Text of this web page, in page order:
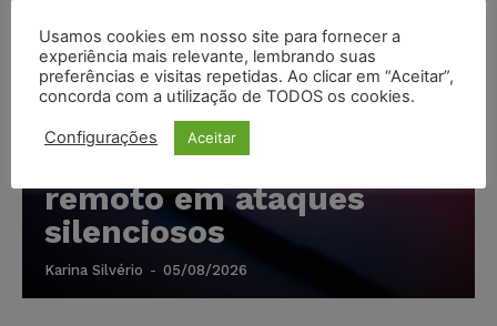
Cibercriminosos
exploram softwares
legítimos para instalar
ferramentas de acesso
remoto em ataques
silenciosos
Karina Silvério - 05/08/2026
Usamos cookies em nosso site para fornecer a
experiência mais relevante, lembrando suas
preferências e visitas repetidas. Ao clicar em “Aceitar”,
concorda com a utilização de TODOS os cookies.
Configurações Aceitar